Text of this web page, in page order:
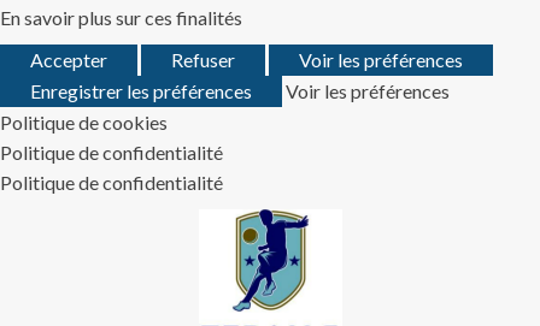
En savoir plus sur ces finalités
Accepter
Refuser
Voir les préférences
Enregistrer les préférences
Voir les préférences
Politique de cookies
Politique de confidentialité
Politique de confidentialité